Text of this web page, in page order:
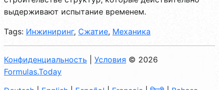
выдерживают испытание временем.
Tags: Инжиниринг, Сжатие, Механика
Конфиденциальность Условия © 2026
Formulas.Today